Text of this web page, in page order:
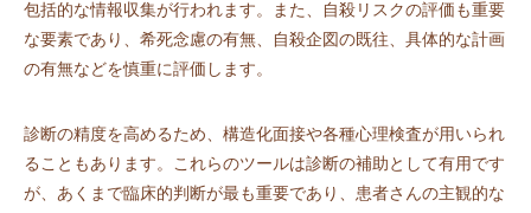
包括的な情報収集が行われます。また、自殺リスクの評価も重要
な要素であり、希死念慮の有無、自殺企図の既往、具体的な計画
の有無などを慎重に評価します。
診断の精度を高めるため、構造化面接や各種心理検査が用いられ
ることもあります。これらのツールは診断の補助として有用です
が、あくまで臨床的判断が最も重要であり、患者さんの主観的な